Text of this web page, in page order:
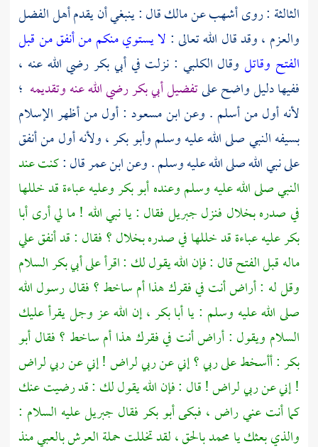
الثالثة : روىأشهبعنمالكقال : ينبغي أن يقدم أهل الفضل
والعزم ، وقد قال الله تعالى : لا يستوي منكم من أنفق من قبل
الفتح وقاتل وقال الكلبي : نزلت فيأبي بكررضي الله عنه ،
ففيها دليل واضح علىتفضيلأبي بكررضي الله عنه وتقديمه ؛
لأنه أول من أسلم . وعنابن مسعود : أول من أظهر الإسلام
بسيفه النبي صلى الله عليه وسلموأبو بكر، ولأنه أول من أنفق
على نبي الله صلى الله عليه وسلم . وعنابن عمرقال :كنت عند
النبي صلى الله عليه وسلم وعندهأبو بكروعليه عباءة قد خللها
في صدره بخلال فنزلجبريلفقال : يا نبي الله ! ما لي أرىأبا
بكرعليه عباءة قد خللها في صدره بخلال ؟ فقال : قد أنفق علي
ماله قبل الفتح قال : فإن الله يقول لك : اقرأ علىأبي بكرالسلام
وقل له : أراض أنت في فقرك هذا أم ساخط ؟ فقال رسول الله
صلى الله عليه وسلم : ياأبا بكر، إن الله عز وجل يقرأ عليك
السلام ويقول : أراض أنت في فقرك هذا أم ساخط ؟ فقالأبو
بكر: أأسخط على ربي ؟ إني عن ربي لراض ! إني عن ربي لراض
! إني عن ربي لراض ! قال : فإن الله يقول لك : قد رضيت عنك
كما أنت عني راض ، فبكىأبو بكرفقال جبريلعليه السلام :
والذي بعثك يامحمدبالحق ، لقد تخللت حملة العرش بالعبي منذ